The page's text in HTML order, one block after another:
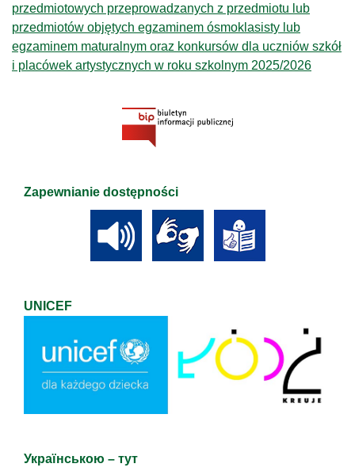
przedmiotowych przeprowadzanych z przedmiotu lub
przedmiotów objętych egzaminem ósmoklasisty lub
egzaminem maturalnym oraz konkursów dla uczniów szkół
i placówek artystycznych w roku szkolnym 2025/2026
Zapewnianie dostępności
UNICEF
Українською – тут